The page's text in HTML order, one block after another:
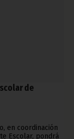
de
en coordinación
Escolar, pondrá